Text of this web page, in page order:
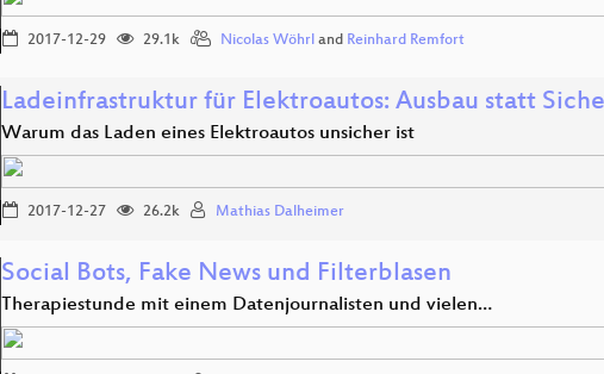
2017-12-29 29.1k Nicolas Wöhrl and Reinhard Remfort
Ladeinfrastruktur für Elektroautos: Ausbau statt
Warum das Laden eines Elektroautos unsicher ist
2017-12-27 26.2k Mathias Dalheimer
Social Bots, Fake News und Filterblasen
Therapiestunde mit einem Datenjournalisten und vielen…